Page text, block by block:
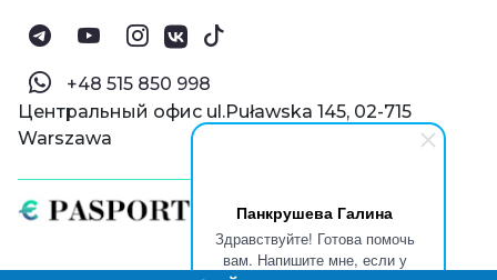
Панкрушева Галина
Здравствуйте! Готова помочь
вам. Напишите мне, если у
‪+48 515 850 998‬
Центральный офис ul.Puławska 145, 02-715
Warszawa